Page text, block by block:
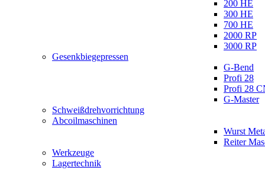
200 HE
300 HE
700 HE
2000 RP
3000 RP
Gesenkbiegepressen
G-Bend
Profi 28
Profi 28
G-Master
Schweißdrehvorrichtung
Abcoilmaschinen
Wurst
Reiter
Werkzeuge
Lagertechnik